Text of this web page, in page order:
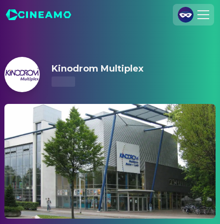
Cineamo für Unternehmen
Impressum
Datenschutzerklärung
Datenschutzeinstellungen
Kinodrom Multiplex